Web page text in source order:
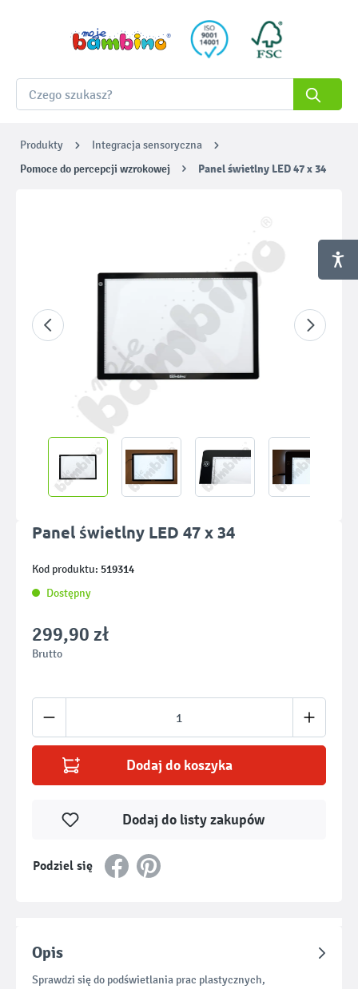
Produkty Integracja sensoryczna
Pomoce do percepcji wzrokowej Panel świetlny LED 47 x 34
Panel świetlny LED 47 x 34
Kod produktu: 519314
Dostępny
299,90 zł
Brutto
Ilość produktu: Wprowadź żądaną ilość
Dodaj do koszyka
Podziel się
Dodaj do listy zakupów
Opis
Sprawdzi się do podświetlania prac plastycznych,